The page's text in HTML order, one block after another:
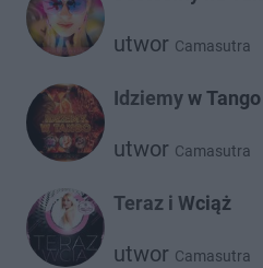
utwor Camasutra
Idziemy w Tango
utwor Camasutra
Teraz i Wciąż
utwor Camasutra